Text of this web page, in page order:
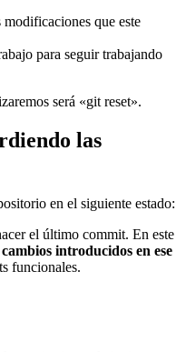
que este
para seguir trabajando
será «git reset».
las
en el siguiente estado:
el último commit. En este
introducidos en ese
funcionales.